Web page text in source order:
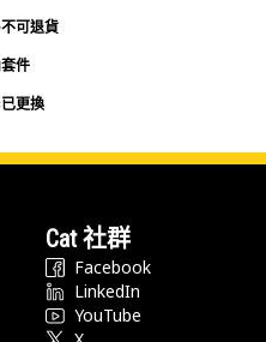
不可退貨
套件
已更換
Cat 社群
Facebook
LinkedIn
YouTube